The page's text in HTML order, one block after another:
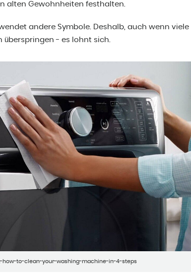
alten Gewohnheiten festhalten.
andere Symbole. Deshalb, auch wenn viele
überspringen - es lohnt sich.
how-to-clean-your-washing-machine-in-4-steps